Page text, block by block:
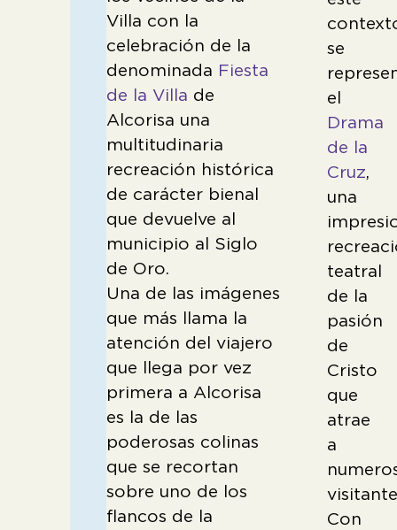
Villa con la
celebración de la
denominada Fiesta
de la Villa de
Alcorisa una
multitudinaria
recreación histórica
de carácter bienal
que devuelve al
municipio al Siglo
de Oro.
Una de las imágenes
que más llama la
atención del viajero
que llega por vez
primera a Alcorisa
es la de las
poderosas colinas
que se recortan
sobre uno de los
flancos de la
se
el
Drama
de la
Cruz,
una
teatral
de la
pasión
de
Cristo
que
atrae
a
Con